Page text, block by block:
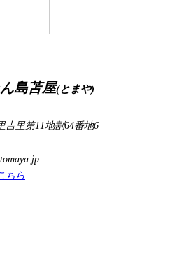
島苫屋(とまや)
吉里第11地割64番地6
ちら